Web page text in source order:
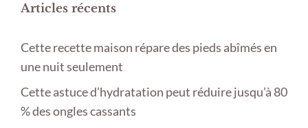
Articles récents
Cette recette maison répare des pieds abîmés en
une nuit seulement
Cette astuce d’hydratation peut réduire jusqu’à 80
% des ongles cassants